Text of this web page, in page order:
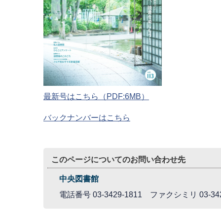
最新号はこちら （PDF:6MB）
バックナンバーはこちら
このページについてのお問い合わせ先
中央図書館
電話番号 03-3429-1811 ファクシミリ 03-